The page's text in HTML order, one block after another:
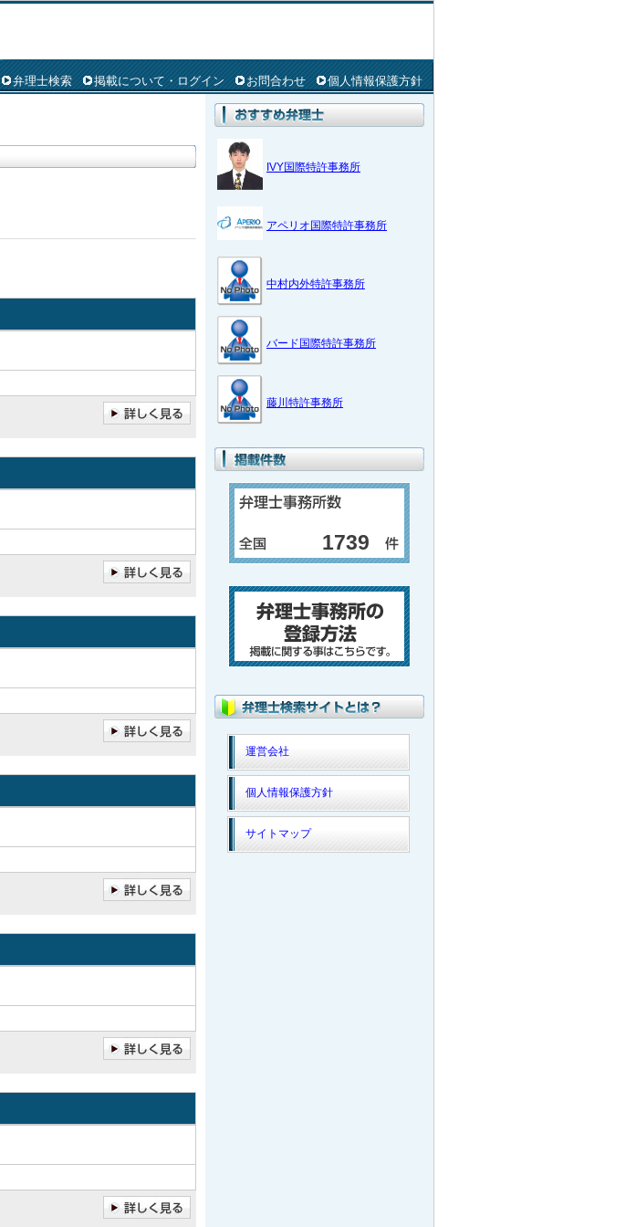
弁理士検索 掲載について・ログイン お問合わせ 個人情報保護方針
IVY国際特許事務所
アペリオ国際特許事務所
中村内外特許事務所
バード国際特許事務所
藤川特許事務所
1739
運営会社
個人情報保護方針
サイトマップ